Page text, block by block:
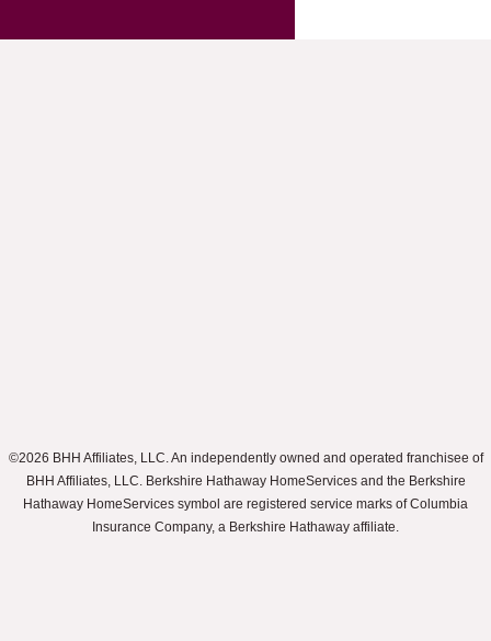
©2026 BHH Affiliates, LLC. An independently owned and operated franchisee of
BHH Affiliates, LLC. Berkshire Hathaway HomeServices and the Berkshire
Hathaway HomeServices symbol are registered service marks of Columbia
Insurance Company, a Berkshire Hathaway affiliate.